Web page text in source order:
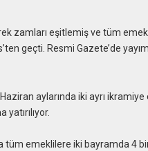
zamları eşitlemiş ve tüm
geçti. Resmi Gazete’de
aylarında iki ayrı ikramiye
tüm emeklilere iki bayramda 4